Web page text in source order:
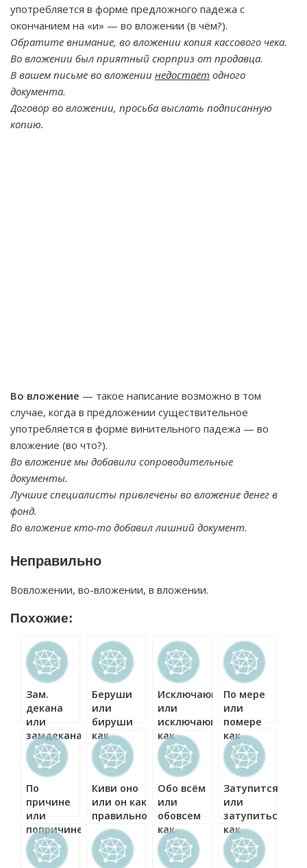
употребляется в форме предложного падежа с
окончанием на «и» — во вложении (в чём?).
Обратите внимание, во вложении копия кассового чека.
Во вложении был приятный сюрприз от продавца.
В вашем письме во вложении недостаёт одного
документа.
Договор во вложении, просьба выслать подписанную
копию.
Во вложение — такое написание возможно в том
случае, когда в предложении существительное
употребляется в форме винительного падежа — во
вложение (во что?).
Во вложение мы добавили сопроводительные
документы.
Лучшие специалисты привлечены во вложение денег в
фонд.
Во вложение кто-то добавил лишний документ.
Неправильно
Вовложении, во-вложении, в вложении.
Похожие:
Зам.
декана
или
замдекана
как
правильно?
Беруши
или
бируши
как
правильно?
Исключающим
или
исключающем
как
правильно?
По мере
или
помере
как
правильно?
По
причине
или
попричине
как
правильно?
Киви оно
или он как
правильно?
Обо всём
или
обовсем
как
правильно?
Затупится
или
затупиться
как
правильно?